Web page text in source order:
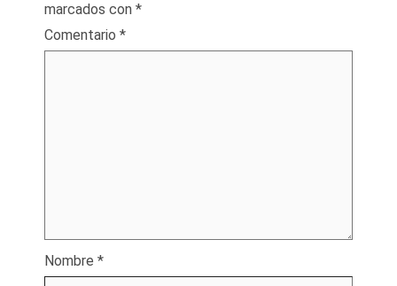
marcados con *
Comentario *
Nombre *